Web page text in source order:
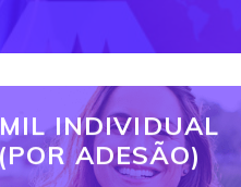
INDIVIDUAL
ADESÃO)